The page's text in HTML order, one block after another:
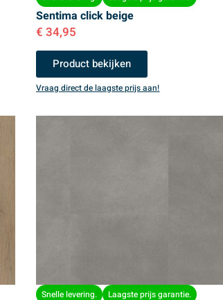
Sentima click beige
€ 34,95
Product bekijken
Vraag direct de laagste prijs aan!
Snelle levering. Laagste prijs garantie.